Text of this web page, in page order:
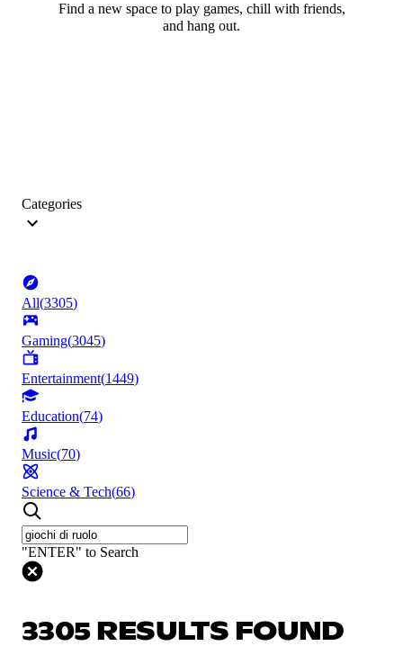
Find a new space to play games, chill with friends,
and hang out.
Categories
All(3305)
Gaming(3045)
Entertainment(1449)
Education(74)
Music(70)
Science & Tech(66)
"ENTER" to Search
3305 RESULTS FOUND